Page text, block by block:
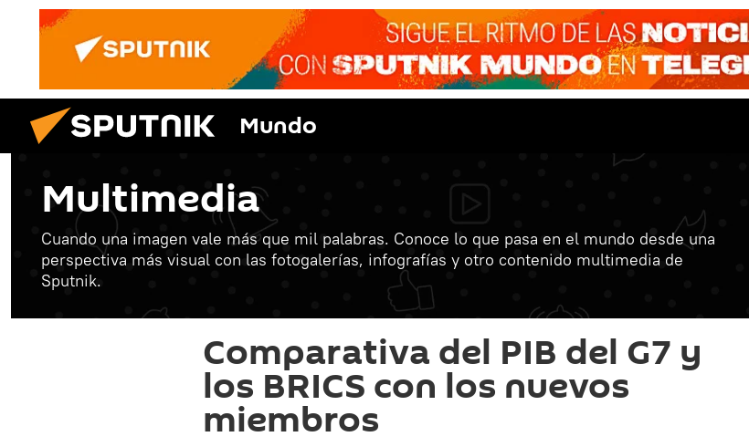
Mundo
Multimedia
Cuando una imagen vale más que mil palabras. Conoce lo que pasa en el mundo desde una
perspectiva más visual con las fotogalerías, infografías y otro contenido multimedia de
Sputnik.
Comparativa del PIB del G7 y
los BRICS con los nuevos
miembros